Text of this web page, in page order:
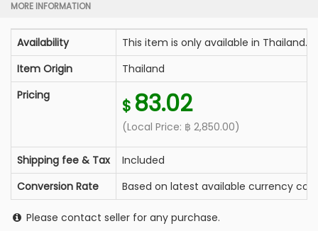
MORE INFORMATION
Availability
This item is only available in Thailand.
Item Origin
Thailand
Pricing
$ 83.02
(Local Price: ฿ 2,850.00)
Shipping fee & Tax
Included
Conversion Rate
Based on latest available currency
Please contact seller for any purchase.